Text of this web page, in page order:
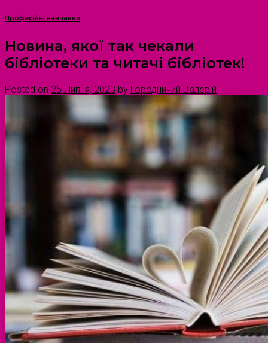
Професійні навчання
Новина, якої так чекали
бібліотеки та читачі бібліотек!
Posted on 25 Липня, 2023 by Городничий Валерій